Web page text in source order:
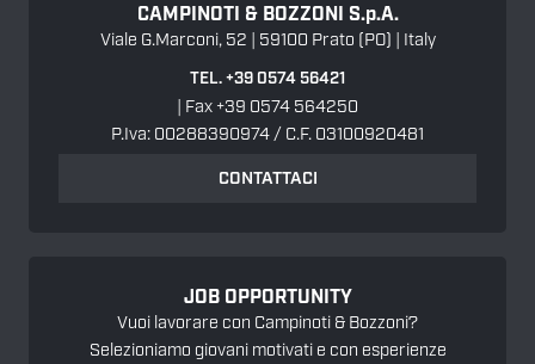
CAMPINOTI & BOZZONI S.p.A.
Viale G.Marconi, 52 | 59100 Prato (PO) | Italy
TEL. +39 0574 56421
| Fax +39 0574 564250
P.Iva: 00288390974 / C.F. 03100920481
CONTATTACI
JOB OPPORTUNITY
Vuoi lavorare con Campinoti & Bozzoni?
Selezioniamo giovani motivati e con esperienze